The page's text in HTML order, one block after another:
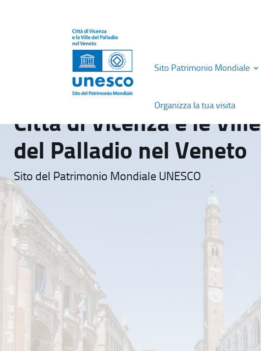
Sito Patrimonio Mondiale
Organizza la tua visita
Città di Vicenza e le Ville
del Palladio nel Veneto
Sito del Patrimonio Mondiale UNESCO